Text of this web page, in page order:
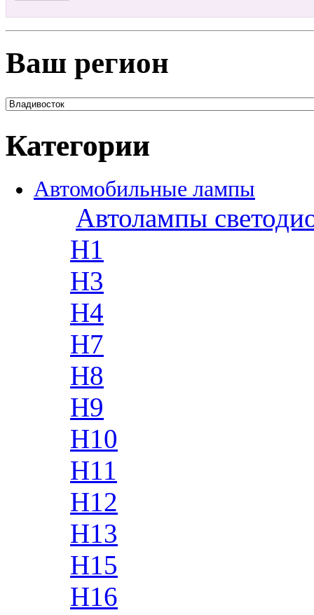
Ваш регион
Категории
Автомобильные лампы
Автолампы
H1
H3
H4
H7
H8
H9
H10
H11
H12
H13
H15
H16